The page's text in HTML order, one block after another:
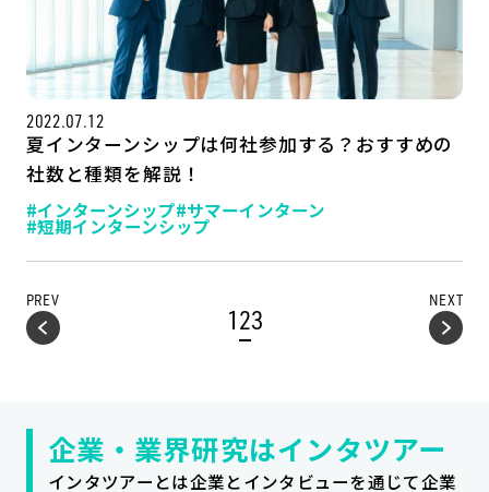
2022.07.12
夏インターンシップは何社参加する？おすすめの
社数と種類を解説！
#インターンシップ#サマーインターン
#短期インターンシップ
PREV
123
NEXT
企業・業界研究はインタツアー
インタツアーとは企業とインタビューを通じて企業